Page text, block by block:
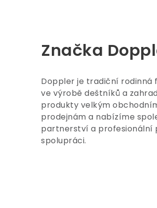
Značka
Doppler je tradiční rodinná
ve výrobě deštníků a
produkty velkým
prodejnám a nabízíme
partnerství a profesionální
spolupráci.